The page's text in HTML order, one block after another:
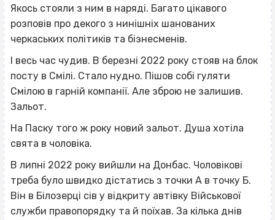
Якось стояли з ним в наряді. Багато цікавого
розповів про декого з нинішніх шанованих
черкаських політиків та бізнесменів.
І весь час чудив. В березні 2022 року стояв на блок
посту в Смілі. Стало нудно. Пішов собі гуляти
Смілою в гарній компанії. Але зброю не залишив.
Зальот.
На Паску того ж року новий зальот. Душа хотіла
свята в чоловіка.
В липні 2022 року вийшли на Донбас. Чоловікові
треба було швидко дістатись з точки А в точку Б.
Він в Білозерці сів у відкриту автівку Військової
служби правопорядку та й поїхав. За кілька днів